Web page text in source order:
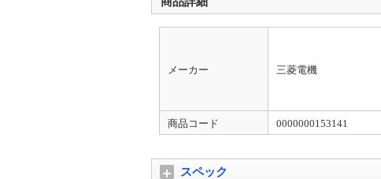
メーカー 三菱電機
商品コード
0000000153141
スペック